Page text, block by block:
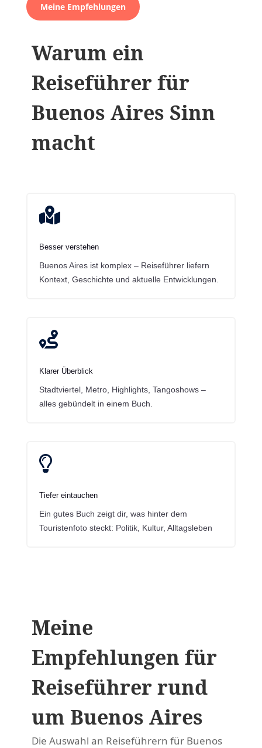
Meine Empfehlungen
Warum ein
Reiseführer für
Buenos Aires Sinn
macht

Besser verstehen
Buenos Aires ist komplex – Reiseführer liefern
Kontext, Geschichte und aktuelle Entwicklungen.

Klarer Überblick
Stadtviertel, Metro, Highlights, Tangoshows –
alles gebündelt in einem Buch.

Tiefer eintauchen
Ein gutes Buch zeigt dir, was hinter dem
Touristenfoto steckt: Politik, Kultur, Alltagsleben
Meine
Empfehlungen für
Reiseführer rund
um Buenos Aires
Die Auswahl an Reiseführern für Buenos